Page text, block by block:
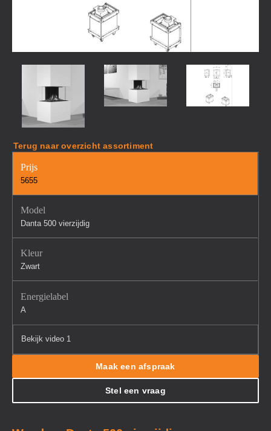
Terug naar overzicht assortiment
Prijs
5655
Model
Danta 500 vierzijdig
Kleur
Zwart
Energielabel
A
Bekijk video 1
Maak een afspraak
Stel een vraag